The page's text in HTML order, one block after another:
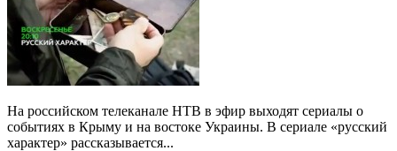
На российском телеканале НТВ в эфир выходят сериалы о
событиях в Крыму и на востоке Украины. В сериале «русский
характер» рассказывается...